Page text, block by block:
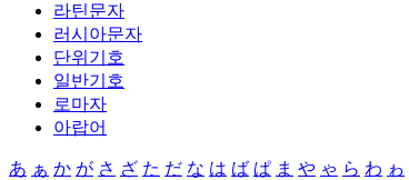
라틴문자
러시아문자
단위기호
일반기호
로마자
아랍어
あ ぁ か が さ ざ た だ な は ば ぱ ま や ゃ ら わ ゎ